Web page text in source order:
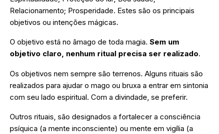
Relacionamento; Prosperidade. Estes são os principais
objetivos ou intenções mágicas.
O objetivo está no âmago de toda magia. Sem um
objetivo claro, nenhum ritual precisa ser realizado.
Os objetivos nem sempre são terrenos. Alguns rituais são
realizados para ajudar o mago ou bruxa a entrar em sintonia
com seu lado espiritual. Com a divindade, se preferir.
Outros rituais, são designados a fortalecer a consciência
psíquica (a mente inconsciente) ou mente em vigília (a